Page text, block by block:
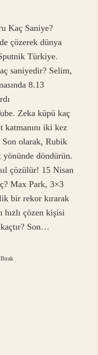
Kaç Saniye?
çözerek dünya
Türkiye.
saniyedir? Selim,
8.13
Zeka küpü kaç
katmanını iki kez
Son olarak, Rubik
döndürün.
çözülür! 15 Nisan
Max Park, 3×3
bir rekor kırarak
hızlı çözen kişisi
Son…